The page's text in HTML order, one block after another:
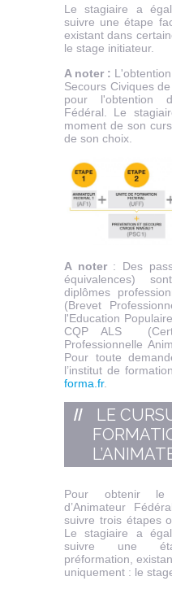
Le stagiaire a
suivre une étape
existant dans
le stage initiateur.
A noter :
Secours Civiques
pour l'obtention
Fédéral. Le
moment de son
de son choix.
A noter : Des
équivalences)
diplômes
(Brevet
l'Education
CQP ALS
Professionnelle
Pour toute
l’institut de
forma.fr.
LE
Pour obtenir
d’Animateur
suivre trois étapes
Le stagiaire a
suivre une
préformation,
uniquement : le